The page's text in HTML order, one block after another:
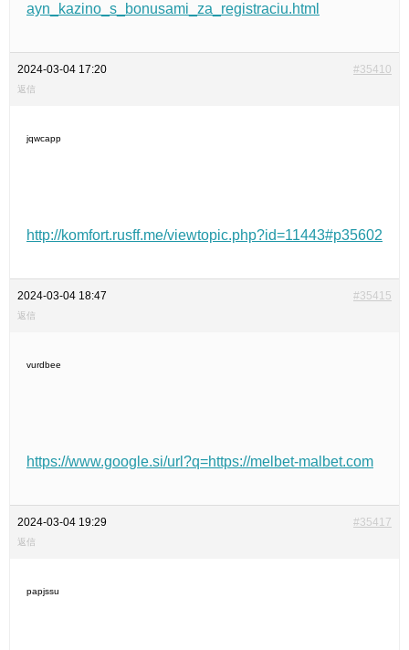
ayn_kazino_s_bonusami_za_registraciu.html
2024-03-04 17:20 #35410
返信
jqwcapp
http://komfort.rusff.me/viewtopic.php?id=11443#p35602
2024-03-04 18:47 #35415
返信
vurdbee
https://www.google.si/url?q=https://melbet-malbet.com
2024-03-04 19:29 #35417
返信
papjssu